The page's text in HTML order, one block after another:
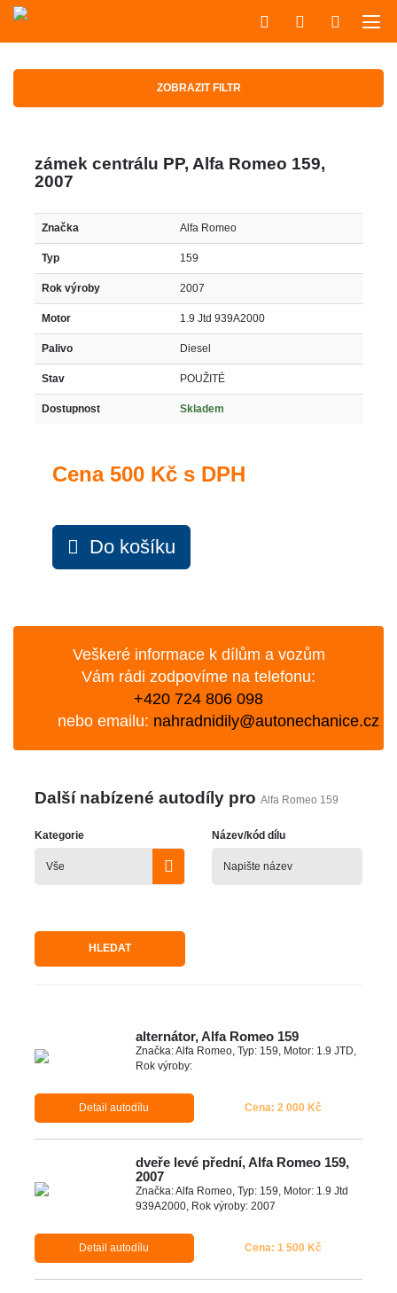
ZOBRAZIT FILTR
zámek centrálu PP, Alfa Romeo 159,
2007
Značka Alfa Romeo
Typ 159
Rok výroby 2007
Motor 1.9 Jtd 939A2000
Palivo Diesel
Stav POUŽITÉ
Dostupnost Skladem
Cena 500 Kč s DPH
Do košíku
Veškeré informace k dílům a vozům
Vám rádi zodpovíme na telefonu:
+420 724 806 098
nebo emailu: nahradnidily@autonechanice.cz
Další nabízené autodíly pro Alfa Romeo 159
Kategorie Název/kód dílu
HLEDAT
alternátor, Alfa Romeo 159
Značka: Alfa Romeo, Typ: 159, Motor: 1.9 JTD,
Rok výroby:
Detail autodílu Cena: 2 000 Kč
dveře levé přední, Alfa Romeo 159,
2007
Značka: Alfa Romeo, Typ: 159, Motor: 1.9 Jtd
939A2000, Rok výroby: 2007
Detail autodílu Cena: 1 500 Kč